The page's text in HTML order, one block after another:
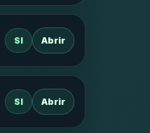
SI Abrir
SI Abrir